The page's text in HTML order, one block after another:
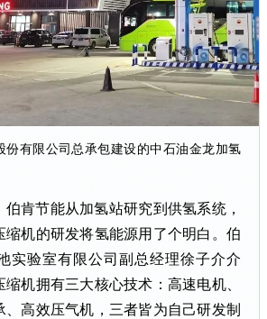
份有限公司总承包建设的中石油金龙加氢
伯肯节能从加氢站研究到供氢系统，
缩机的研发将氢能源用了个明白。伯
实验室有限公司副总经理徐子介介
机拥有三大核心技术：高速电机、
、高效压气机，三者皆为自己研发制